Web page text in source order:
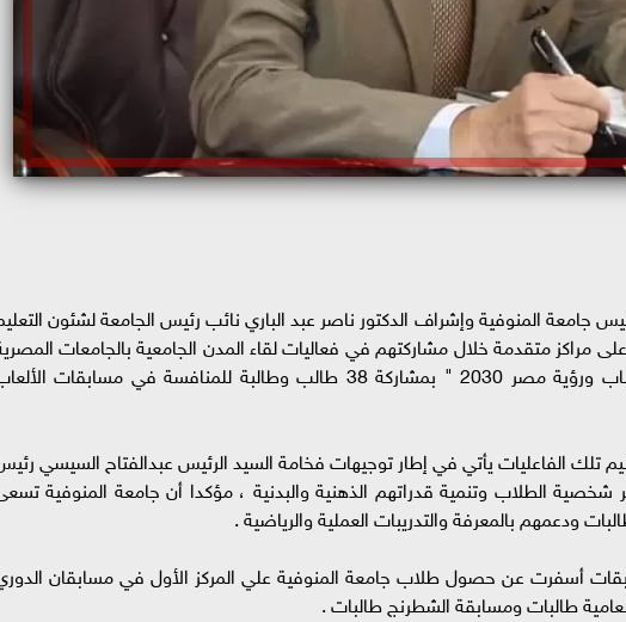
جامعة المنوفية وإشراف الدكتور ناصر عبد الباري نائب رئيس الجامعة لشئون
مراكز متقدمة خلال مشاركتهم في فعاليات لقاء المدن الجامعية بالجامعات
بجامعة الإسكندرية تحت شعار " الشباب ورؤية مصر 2030 " بمشاركة 38 طالب وطالبة للمنافسة في مسابقات
تلك الفاعليات يأتي في إطار توجيهات فخامة السيد الرئيس عبدالفتاح السيسي
شخصية الطلاب وتنمية قدراتهم الذهنية والبدنية ، مؤكدا أن جامعة المنوفية
ودعمهم بالمعرفة والتدريبات العملية والرياضية .
أسفرت عن حصول طلاب جامعة المنوفية علي المركز الأول في مسابقان
طالبات ومسابقة الشطرنج طالبات .